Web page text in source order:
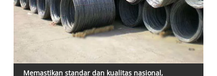
Memastikan standar dan kualitas nasional,